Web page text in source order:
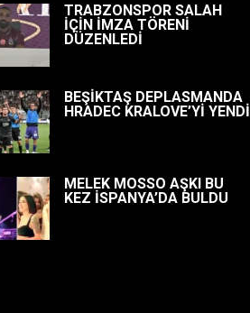
TRABZONSPOR SALAH
İÇİN İMZA TÖRENİ
DÜZENLEDİ
BEŞİKTAŞ DEPLASMANDA
HRADEC KRALOVE’Yİ YENDİ
MELEK MOSSO AŞKI BU
KEZ İSPANYA’DA BULDU